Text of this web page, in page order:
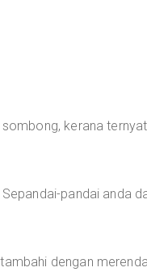
kerana
pandai anda
dengan